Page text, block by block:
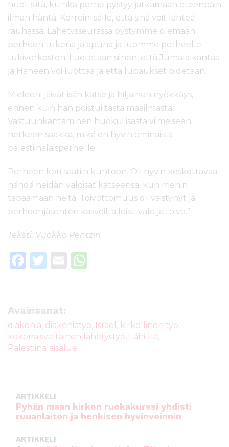
huoli siitä, kuinka perhe pystyy jatkamaan eteenpäin
ilman häntä. Kerroin isälle, että sinä voit lähteä
rauhassa, Lähetysseurassa pystymme olemaan
perheen tukena ja apuna ja luomme perheelle
tukiverkoston. Luotetaan siihen, että Jumala kantaa
ja Häneen voi luottaa ja että lupaukset pidetään.
Mieleeni jäivät isän katse ja hiljainen nyökkäys,
ennen kuin hän poistui tästä maailmasta.
Vastuunkantaminen huokui isästä viimeiseen
hetkeen saakka, mikä on hyvin ominaista
palestiinalaisperheille.
Perheen koti saatiin kuntoon. Oli hyvin koskettavaa
nähdä heidän valoisat katseensa, kun menin
tapaamaan heitä. Toivottomuus oli väistynyt ja
perheenjäsenten kasvoilta loisti valo ja toivo.”
Teksti: Vuokko Pentzin
F
e
b
o
T
te
r
E
A
p
Avainsanat:
diakonia, diakoniatyö, Israel , kirkollinen työ,
kokonaisvaltainen lähetystyö, Lähi-itä,
Palestiinalaisalue
ARTIKKELI
Pyhän maan kirkon ruokakurssi yhdisti
ruuanlaiton ja henkisen hyvinvoinnin
ARTIKKELI